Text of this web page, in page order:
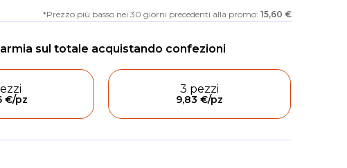
Prezzo più basso nei 30 giorni precedenti alla promo: 15,60 €
€/pz
3 pezzi
9,83 €/pz